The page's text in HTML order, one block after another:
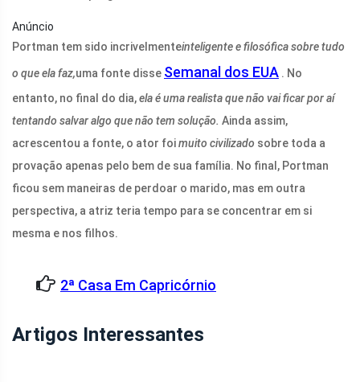
Anúncio
Portman tem sido incrivelmenteinteligente e filosófica sobre tudo
o que ela faz,uma fonte disse Semanal dos EUA . No
entanto, no final do dia,ela é uma realista que não vai ficar por aí
tentando salvar algo que não tem solução. Ainda assim,
acrescentou a fonte, o ator foimuito civilizado sobre toda a
provação apenas pelo bem de sua família. No final, Portman
ficou sem maneiras de perdoar o marido, mas em outra
perspectiva, a atriz teria tempo para se concentrar em si
mesma e nos filhos.
2ª Casa Em Capricórnio
Artigos Interessantes